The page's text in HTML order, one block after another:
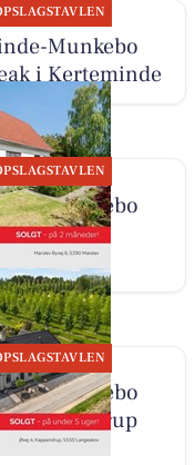
Munkebo
i Kerteminde
Munkebo
på
solgt
Munkebo
Kappendrup